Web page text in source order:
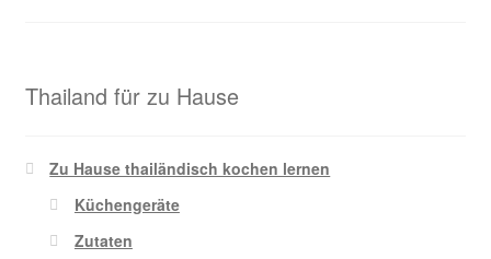
Thailand für zu Hause
Zu Hause thailändisch kochen lernen
Küchengeräte
Zutaten